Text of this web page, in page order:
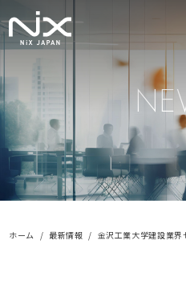
ホーム 最新情報 金沢工業大学建設業界